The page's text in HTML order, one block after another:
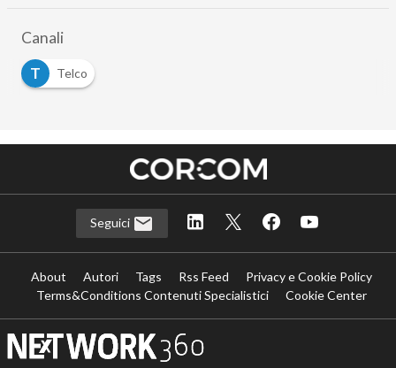
Canali
T
Telco
Seguici
About Autori Tags Rss Feed
Privacy e Cookie Policy
Terms&Conditions Contenuti Specialistici
Cookie Center